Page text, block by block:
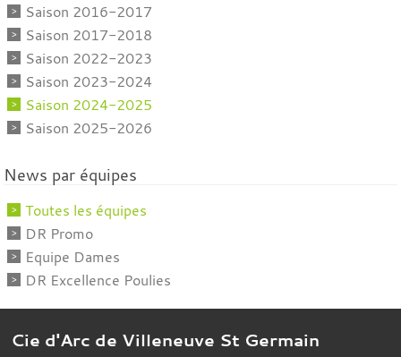
Saison 2016-2017
Saison 2017-2018
Saison 2022-2023
Saison 2023-2024
Saison 2024-2025
Saison 2025-2026
News par équipes
Toutes les équipes
DR Promo
Equipe Dames
DR Excellence Poulies
Cie d'Arc de Villeneuve St Germain